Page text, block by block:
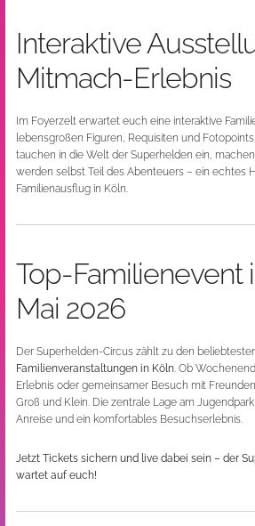
Interaktive
Mitmach-Erlebnis
Im Foyerzelt erwartet euch eine interaktive
lebensgroßen Figuren, Requisiten und
tauchen in die Welt der Superhelden ein,
werden selbst Teil des Abenteuers – ein echtes
Familienausflug in Köln.
Top-Familienevent
Mai 2026
Der Superhelden-Circus zählt zu den
Familienveranstaltungen in Köln . Ob
Erlebnis oder gemeinsamer Besuch mit
Groß und Klein. Die zentrale Lage am
Anreise und ein komfortables Besuchserlebnis.
Jetzt Tickets sichern und live dabei sein – der
wartet auf euch!